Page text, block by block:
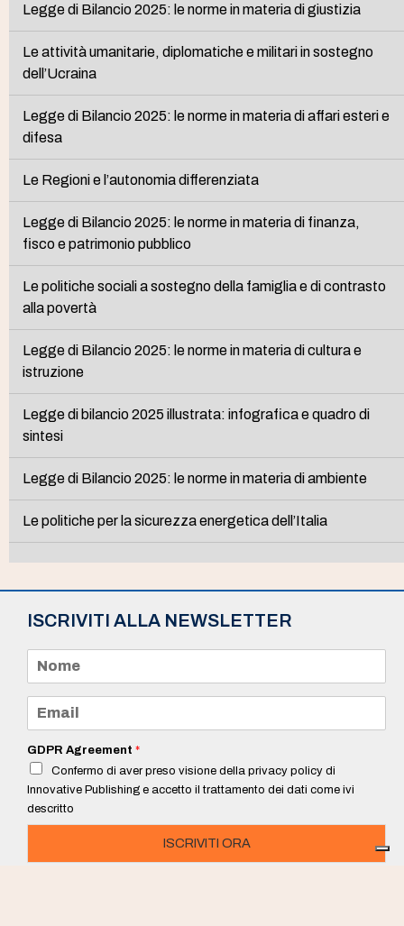
Legge di Bilancio 2025: le norme in materia di giustizia
Le attività umanitarie, diplomatiche e militari in sostegno
dell’Ucraina
Legge di Bilancio 2025: le norme in materia di affari esteri e
difesa
Le Regioni e l’autonomia differenziata
Legge di Bilancio 2025: le norme in materia di finanza,
fisco e patrimonio pubblico
Le politiche sociali a sostegno della famiglia e di contrasto
alla povertà
Legge di Bilancio 2025: le norme in materia di cultura e
istruzione
Legge di bilancio 2025 illustrata: infografica e quadro di
sintesi
Legge di Bilancio 2025: le norme in materia di ambiente
Le politiche per la sicurezza energetica dell’Italia
ISCRIVITI ALLA NEWSLETTER
m
e
a
i
*
GDPR Agreement *
Confermo di aver preso visione della privacy policy di
Innovative Publishing e accetto il trattamento dei dati come ivi
descritto
ISCRIVITI ORA